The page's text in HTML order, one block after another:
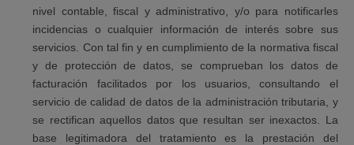
nivel contable, fiscal y administrativo, y/o para notificarles
incidencias o cualquier información de interés sobre sus
servicios. Con tal fin y en cumplimiento de la normativa fiscal
y de protección de datos, se comprueban los datos de
facturación facilitados por los usuarios, consultando el
servicio de calidad de datos de la administración tributaria, y
se rectifican aquellos datos que resultan ser inexactos. La
base legitimadora del tratamiento es la prestación del